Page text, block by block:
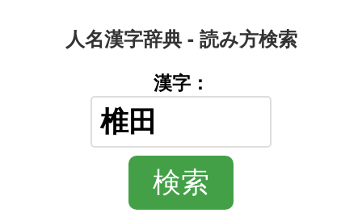
人名漢字辞典 - 読み方検索
漢字：